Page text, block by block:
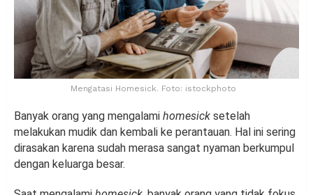
Mengatasi Homesick. Foto: istockphoto
Banyak orang yang mengalami homesick setelah
melakukan mudik dan kembali ke perantauan. Hal ini sering
dirasakan karena sudah merasa sangat nyaman berkumpul
dengan keluarga besar.